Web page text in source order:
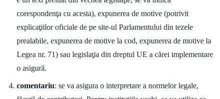
corespondenţa cu acesta), expunerea de motive (potrivit
explicaţiilor oficiale de pe site-ul Parlamentului din tezele
prealabile, expunerea de motive la cod, expunerea de motive la
Legea nr. 71) sau legislaţia din dreptul UE a cărei implementare
o asigură.
comentariu: se va asigura o interpretare a normelor legale,